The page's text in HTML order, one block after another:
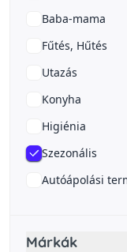
Baba-mama
Fűtés, Hűtés
Utazás
Konyha
Higiénia
Szezonális
Autóápolási
Márkák